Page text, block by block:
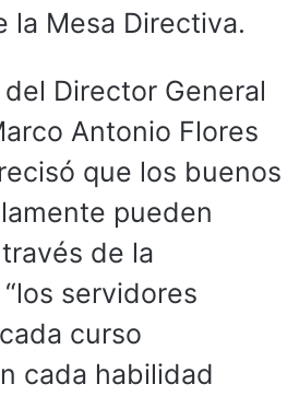
la Mesa Directiva.
Director General
Antonio Flores
que los buenos
pueden
de la
servidores
curso
cada habilidad